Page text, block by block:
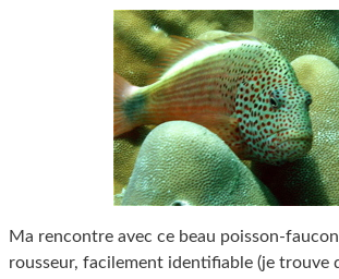
Ma rencontre avec ce beau poisson-
rousseur, facilement identifiable (je trouve